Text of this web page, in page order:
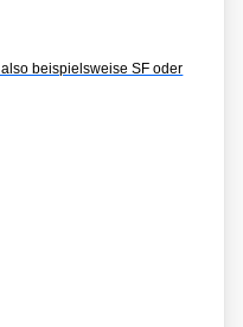
beispielsweise SF oder